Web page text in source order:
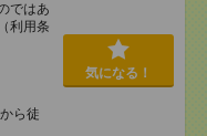
ではあ
利用条
ら徒
気になる！